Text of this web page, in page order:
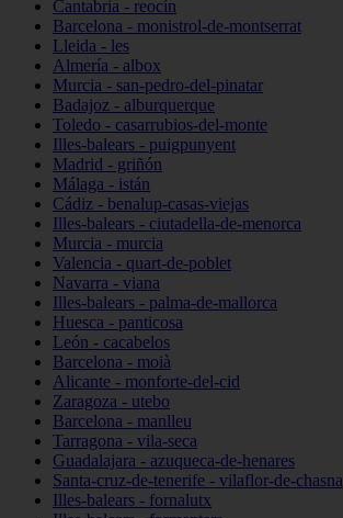
Cantabria - reocín
Barcelona - monistrol-de-montserrat
Lleida - les
Almería - albox
Murcia - san-pedro-del-pinatar
Badajoz - alburquerque
Toledo - casarrubios-del-monte
Illes-balears - puigpunyent
Madrid - griñón
Málaga - istán
Cádiz - benalup-casas-viejas
Illes-balears - ciutadella-de-menorca
Murcia - murcia
Valencia - quart-de-poblet
Navarra - viana
Illes-balears - palma-de-mallorca
Huesca - panticosa
León - cacabelos
Barcelona - moià
Alicante - monforte-del-cid
Zaragoza - utebo
Barcelona - manlleu
Tarragona - vila-seca
Guadalajara - azuqueca-de-henares
Santa-cruz-de-tenerife - vilaflor-de-chasna
Illes-balears - fornalutx